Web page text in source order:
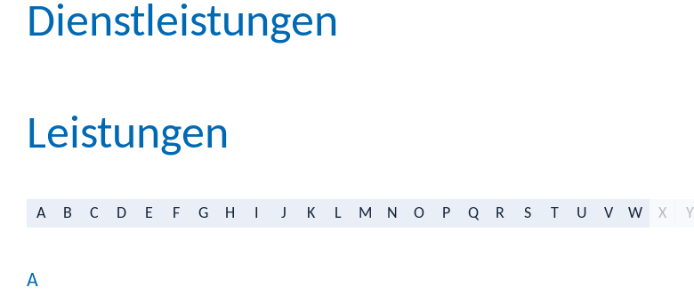
Dienstleistungen
Leistungen
A B C D E F G H J K L M N O P Q R S T U V W X Y
A